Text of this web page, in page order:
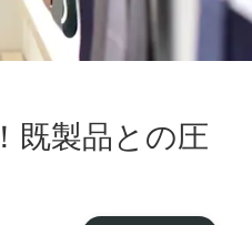
既製品との圧